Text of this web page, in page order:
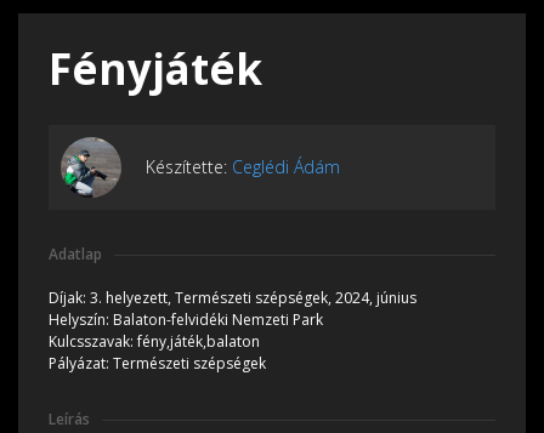
Fényjáték
Készítette: Ceglédi Ádám
Adatlap
Díjak: 3. helyezett, Természeti szépségek, 2024, június
Helyszín: Balaton-felvidéki Nemzeti Park
Kulcsszavak:fény,játék,balaton
Pályázat: Természeti szépségek
Leírás